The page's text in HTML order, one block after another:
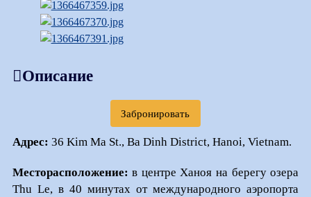
Описание
Забронировать
Адрес: 36 Kim Ma St., Ba Dinh District, Hanoi, Vietnam.
Месторасположение: в центре Ханоя на берегу озера
Thu Le, в 40 минутах от международного аэропорта